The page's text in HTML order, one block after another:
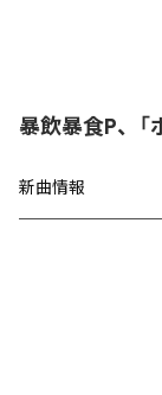
暴飲暴食P、
新曲情報